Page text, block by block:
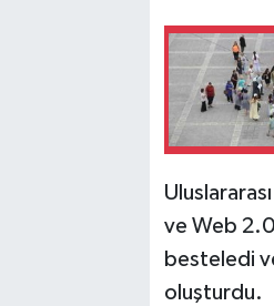
ve Web 2.0
besteledi
oluşturdu.